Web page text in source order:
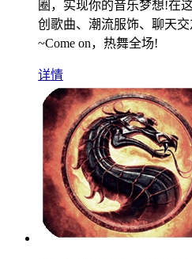
圈，实现你的音乐梦想!在
创歌曲、潮流服饰、聊天
~Come on，热舞全场!
详情